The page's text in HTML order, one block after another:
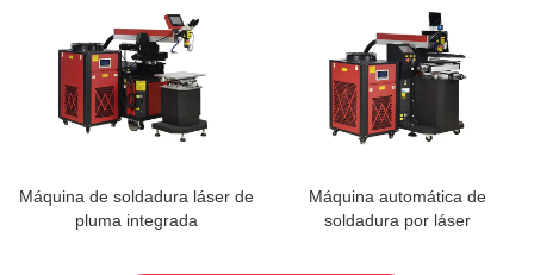
Máquina de soldadura láser de
pluma integrada
Máquina automática de
soldadura por láser